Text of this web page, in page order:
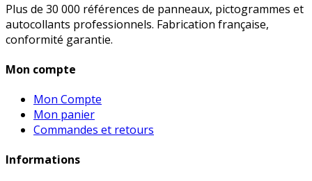
Plus de 30 000 références de panneaux, pictogrammes et
autocollants professionnels. Fabrication française,
conformité garantie.
Mon compte
Mon Compte
Mon panier
Commandes et retours
Informations